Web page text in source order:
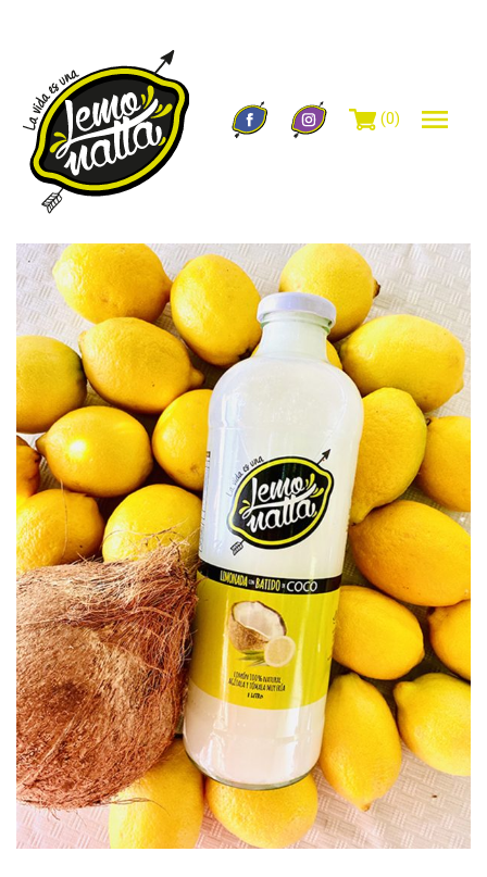
INICIO
TEAM LEMONATTA
PRODUCTOS
PUNTOS DE VENTA
TIENDA
CONTACTO
(0)